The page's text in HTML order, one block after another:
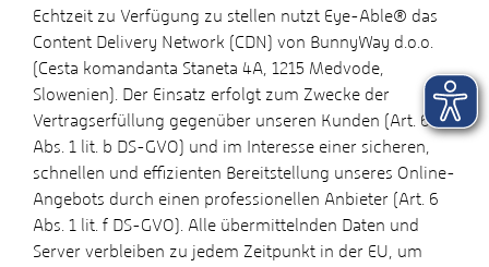
Echtzeit zu Verfügung zu stellen nutzt Eye-Able® das
Content Delivery Network (CDN) von BunnyWay d.o.o.
(Cesta komandanta Staneta 4A, 1215 Medvode,
Slowenien). Der Einsatz erfolgt zum Zwecke der
Vertragserfüllung gegenüber unseren Kunden (Art. 6
Abs. 1 lit. b DS-GVO) und im Interesse einer sicheren,
schnellen und effizienten Bereitstellung unseres Online-
Angebots durch einen professionellen Anbieter (Art. 6
Abs. 1 lit. f DS-GVO). Alle übermittelnden Daten und
Server verbleiben zu jedem Zeitpunkt in der EU, um